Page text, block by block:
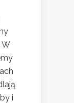
W
i